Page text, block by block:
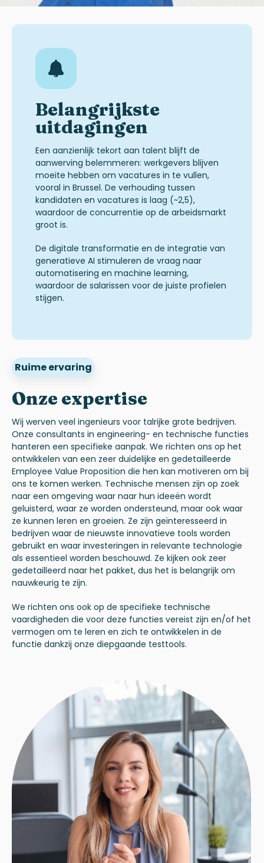
Belangrijkste
uitdagingen
Een aanzienlijk tekort aan talent blijft de
aanwerving belemmeren: werkgevers blijven
moeite hebben om vacatures in te vullen,
vooral in Brussel. De verhouding tussen
kandidaten en vacatures is laag (~2,5),
waardoor de concurrentie op de arbeidsmarkt
groot is.
De digitale transformatie en de integratie van
generatieve AI stimuleren de vraag naar
automatisering en machine learning,
waardoor de salarissen voor de juiste profielen
stijgen.
Ruime ervaring
Onze expertise
Wij werven veel ingenieurs voor talrijke grote bedrijven.
Onze consultants in engineering- en technische functies
hanteren een specifieke aanpak. We richten ons op het
ontwikkelen van een zeer duidelijke en gedetailleerde
Employee Value Proposition die hen kan motiveren om bij
ons te komen werken. Technische mensen zijn op zoek
naar een omgeving waar naar hun ideeën wordt
geluisterd, waar ze worden ondersteund, maar ook waar
ze kunnen leren en groeien. Ze zijn geïnteresseerd in
bedrijven waar de nieuwste innovatieve tools worden
gebruikt en waar investeringen in relevante technologie
als essentieel worden beschouwd. Ze kijken ook zeer
gedetailleerd naar het pakket, dus het is belangrijk om
nauwkeurig te zijn.
We richten ons ook op de specifieke technische
vaardigheden die voor deze functies vereist zijn en/of het
vermogen om te leren en zich te ontwikkelen in de
functie dankzij onze diepgaande testtools.